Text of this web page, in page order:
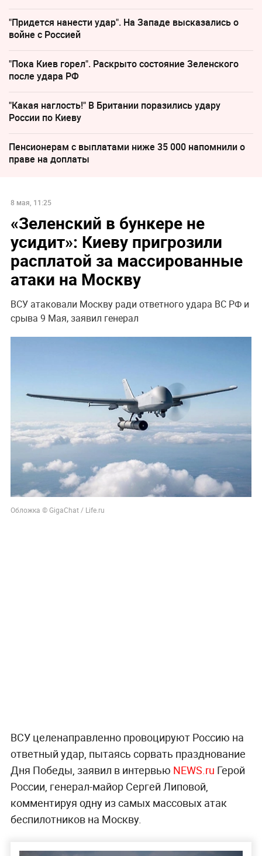
"Придется нанести удар". На Западе высказались о
войне с Россией
"Пока Киев горел". Раскрыто состояние Зеленского
после удара РФ
"Какая наглость!" В Британии поразились удару
России по Киеву
Пенсионерам с выплатами ниже 35 000 напомнили о
праве на доплаты
8 мая, 11:25
«Зеленский в бункере не
усидит»: Киеву пригрозили
расплатой за массированные
атаки на Москву
ВСУ атаковали Москву ради ответного удара ВС РФ и
срыва 9 Мая, заявил генерал
Обложка © GigaChat / Life.ru
ВСУ целенаправленно провоцируют Россию на
ответный удар, пытаясь сорвать празднование
Дня Победы, заявил в интервью NEWS.ru Герой
России, генерал-майор Сергей Липовой,
комментируя одну из самых массовых атак
беспилотников на Москву.